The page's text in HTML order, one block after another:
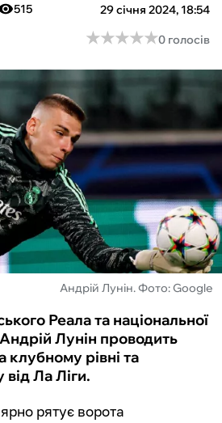
29 січня 2024, 18:54
515
★★★★★
★★★★★0 голосів
Андрій Лунін. Фото: Google
Реала та національної
Лунін проводить
клубному рівні та
Ла Ліги.
рятує ворота